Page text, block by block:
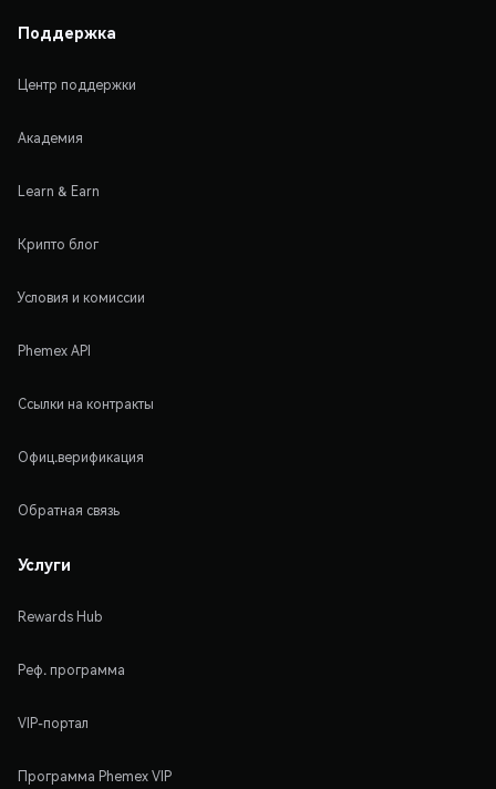
Поддержка
Центр поддержки
Академия
Learn & Earn
Крипто блог
Условия и комиссии
Phemex API
Ссылки на контракты
Офиц.верификация
Обратная связь
Услуги
Rewards Hub
Реф. программа
VIP-портал
Программа Phemex VIP